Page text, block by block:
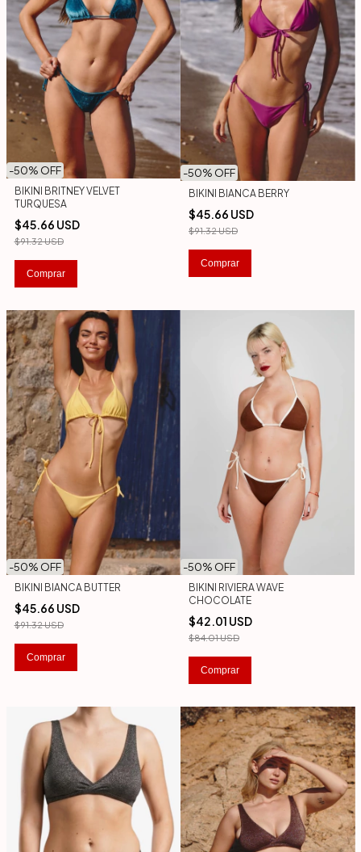
-50% OFF
BIKINI BRITNEY VELVET
TURQUESA
$45.66 USD
$91.32 USD
Comprar
-50% OFF
BIKINI BIANCA BERRY
$45.66 USD
$91.32 USD
Comprar
-50% OFF
BIKINI BIANCA BUTTER
$45.66 USD
$91.32 USD
Comprar
-50% OFF
BIKINI RIVIERA WAVE
CHOCOLATE
$42.01 USD
$84.01 USD
Comprar